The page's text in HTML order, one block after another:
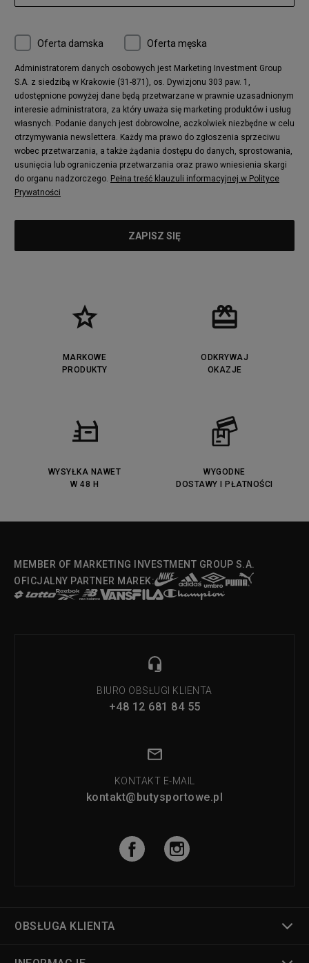
Oferta damska Oferta męska
Administratorem danych osobowych jest Marketing Investment Group
S.A. z siedzibą w Krakowie (31-871), os. Dywizjonu 303 paw. 1,
udostępnione powyżej dane będą przetwarzane w prawnie uzasadnionym
interesie administratora, za który uważa się marketing produktów i usług
własnych. Podanie danych jest dobrowolne, aczkolwiek niezbędne w celu
otrzymywania newslettera. Każdy ma prawo do zgłoszenia sprzeciwu
wobec przetwarzania, a także żądania dostępu do danych, sprostowania,
usunięcia lub ograniczenia przetwarzania oraz prawo wniesienia skargi
do organu nadzorczego. Pełna treść klauzuli informacyjnej w Polityce
Prywatności
MARKOWE
PRODUKTY
ODKRYWAJ
OKAZJE
WYSYŁKA NAWET
W 48 H
WYGODNE
DOSTAWY I PŁATNOŚCI
MEMBER OF MARKETING INVESTMENT GROUP S.A.
OFICJALNY PARTNER MAREK:
BIURO OBSŁUGI KLIENTA
+48 12 681 84 55
KONTAKT E-MAIL
kontakt@butysportowe.pl
OBSŁUGA KLIENTA